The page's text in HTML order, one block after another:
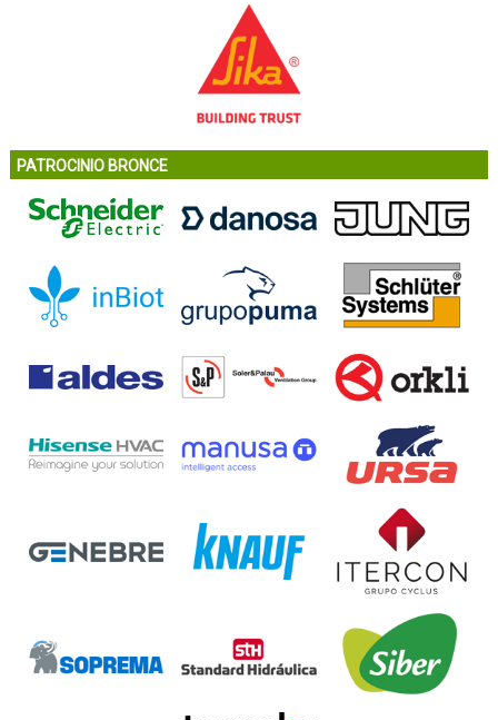
PATROCINIO BRONCE